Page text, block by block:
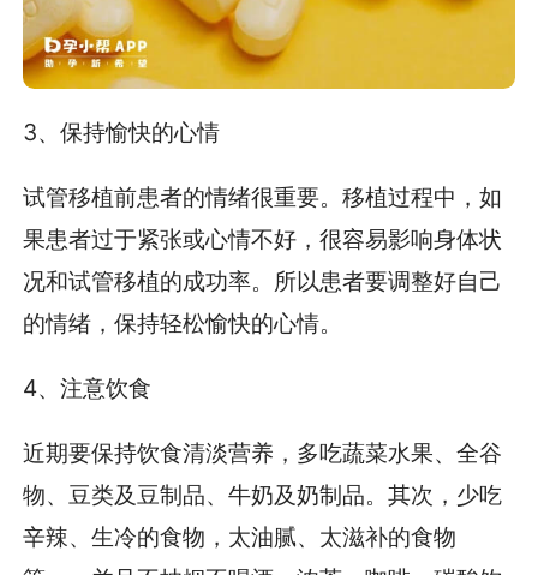
3、保持愉快的心情
试管移植前患者的情绪很重要。移植过程中，如
果患者过于紧张或心情不好，很容易影响身体状
况和试管移植的成功率。所以患者要调整好自己
的情绪，保持轻松愉快的心情。
4、注意饮食
近期要保持饮食清淡营养，多吃蔬菜水果、全谷
物、豆类及豆制品、牛奶及奶制品。其次，少吃
辛辣、生冷的食物，太油腻、太滋补的食物